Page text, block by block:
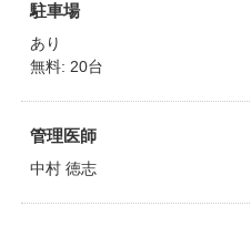
駐車場
あり
無料: 20台
管理医師
中村 徳志